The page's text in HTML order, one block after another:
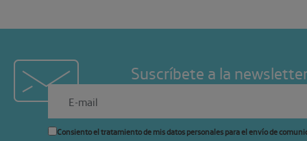
Suscríbete a la
Consiento el tratamiento de mis datos personales para el envío de